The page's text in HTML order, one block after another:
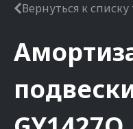
Вернуться к списку